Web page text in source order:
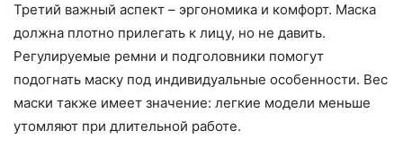
Третий важный аспект – эргономика и комфорт. Маска
должна плотно прилегать к лицу, но не давить.
Регулируемые ремни и подголовники помогут
подогнать маску под индивидуальные особенности. Вес
маски также имеет значение: легкие модели меньше
утомляют при длительной работе.